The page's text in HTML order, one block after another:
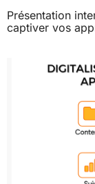
Présentation
captiver vos